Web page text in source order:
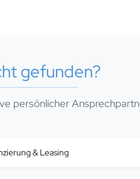
gefunden?
persönlicher
& Leasing